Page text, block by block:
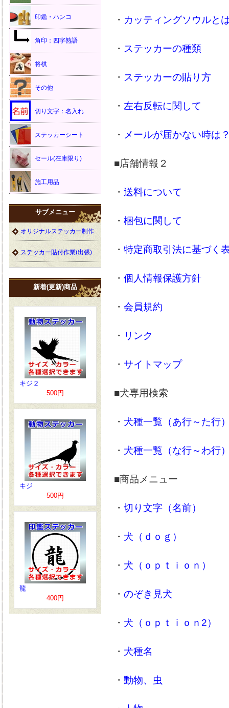
・ カッティングソウルと
・ ステッカーの種類
・ ステッカーの貼り方
・ 左右反転に関して
・ メールが届かない時は
■店舗情報２
・ 送料について
・ 梱包に関して
・ 特定商取引法に基づく
・ 個人情報保護方針
・ 会員規約
・ リンク
・ サイトマップ
■犬専用検索
・ 犬種一覧（あ行～た行
・ 犬種一覧（な行～わ行
■商品メニュー
・ 切り文字（名前）
・ 犬（ｄｏｇ）
・ 犬（ｏｐｔｉｏｎ）
・ のぞき見犬
・ 犬（ｏｐｔｉｏｎ2）
・ 犬種名
・ 動物、虫
印鑑・ハンコ
角印：四字熟語
将棋
その他
切り文字：名入れ
ステッカーシート
セール(在庫限り)
施工用品
サブメニュー
オリジナルステッカー制作
ステッカー貼付作業(出張)
新着(更新)商品
キジ２
500円
キジ
500円
龍
400円